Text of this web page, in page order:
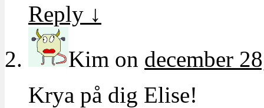
Reply ↓
Kim on december
Krya på dig Elise!